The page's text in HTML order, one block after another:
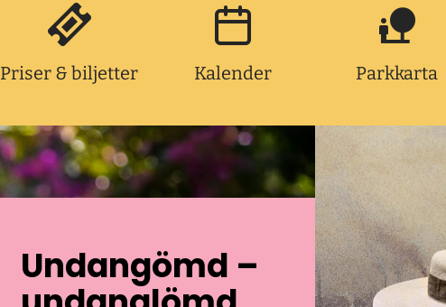
Priser & biljetter Kalender Parkkarta
Undangömd –